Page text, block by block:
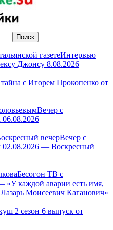
Интервью
Джонсу 8.08.2026
с Игорем Прокопенко от
Вечер с
Вечер с
— Воскресный
Бесогон ТВ с
каждой аварии есть имя,
Моисеевич Каганович»
2 сезон 6 выпуск от